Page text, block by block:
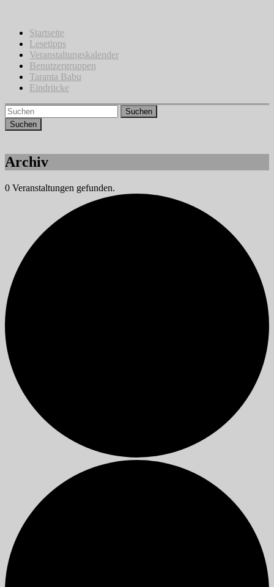
springenStartseite
Lesetipps
Veranstaltungskalender
Benutzergruppen
Taranta Babu
Eindrücke
Suchen
Archiv
0 Veranstaltungen gefunden.